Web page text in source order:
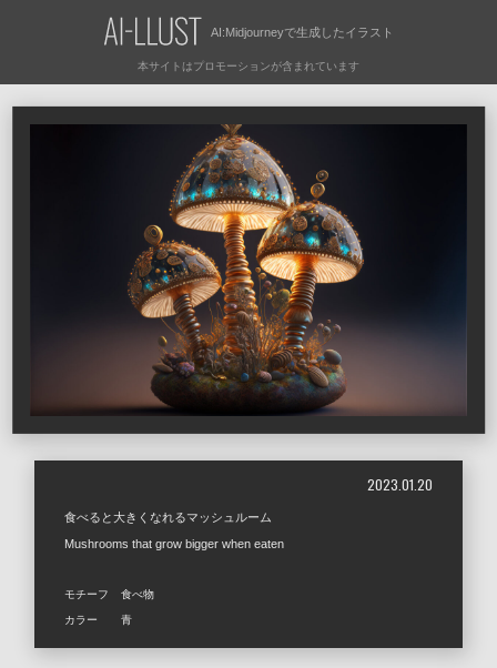
AI:Midjourneyで生成したイラスト
食べると大きくなれるマッシュルーム
Mushrooms that grow bigger when eaten
2023.01.20
モチーフ 食べ物
カラー 青